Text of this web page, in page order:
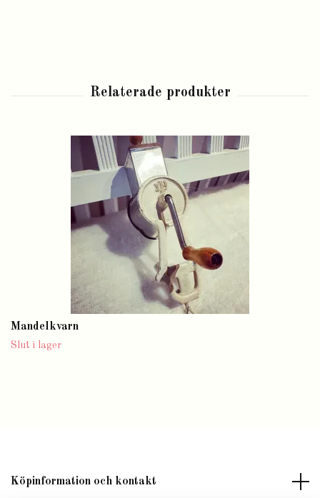
Mandelkvarn
Slut i lager
Köpinformation och kontakt